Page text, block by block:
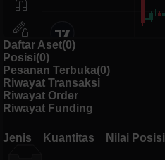
Daftar Aset(0)
Posisi(0)
Pesanan Terbuka(0)
Riwayat Transaksi
Riwayat Order
Riwayat Funding
Jenis Kuantitas Nilai Posisi